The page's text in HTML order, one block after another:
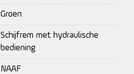
Groen
Schijfrem met hydraulische
bediening
NAAF